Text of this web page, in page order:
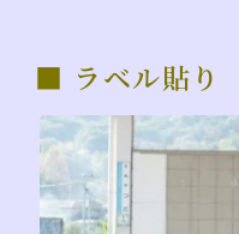
■ ラベル貼り